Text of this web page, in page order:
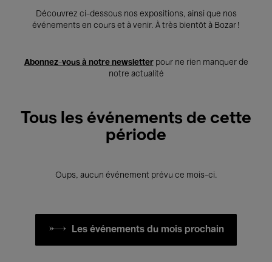
Découvrez ci-dessous nos expositions, ainsi que nos
événements en cours et à venir. À très bientôt à Bozar !
Abonnez-vous à notre newsletterpour ne rien manquer de
notre actualité
Tous les événements de cette
période
Oups, aucun événement prévu ce mois-ci.
Les événements du mois prochain